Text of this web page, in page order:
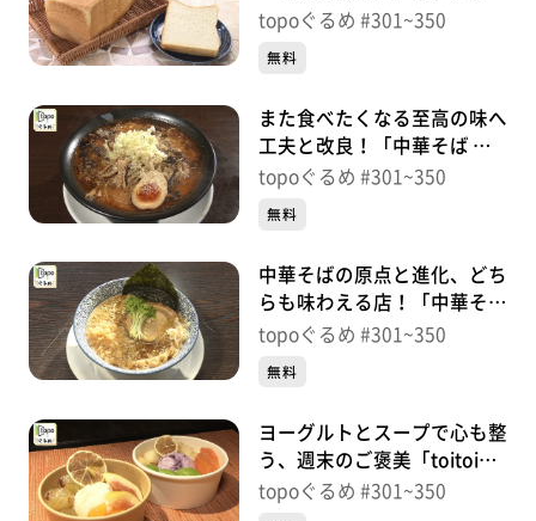
パーク名取店」（名取市増
topoぐるめ #301~350
無料
また食べたくなる至高の味へ
工夫と改良！「中華そば い
ぶし」（名取市上余田千刈
topoぐるめ #301~350
無料
中華そばの原点と進化、どち
らも味わえる店！「中華そば
麺屋幸」（名取市閖上中央）
topoぐるめ #301~350
無料
ヨーグルトとスープで心も整
う、週末のご褒美「toitoi
takeout cafe」（青葉区国分
topoぐるめ #301~350